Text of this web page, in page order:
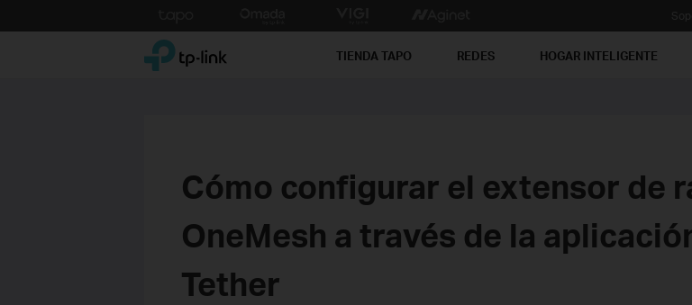
to
TP-Link, Reliably Smart TIENDA TAPO REDES HOGAR INTELIGENTE
Cómo configurar el extensor de
OneMesh a través de la
Tether